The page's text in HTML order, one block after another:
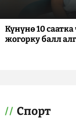
Күнүнө 10
жогорку балл
Спорт